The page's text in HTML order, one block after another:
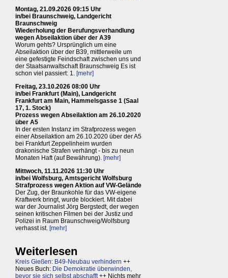
Montag, 21.09.2026 09:15 Uhr
in/bei Braunschweig, Landgericht
Braunschweig
Wiederholung der Berufungsverhandlung
wegen Abseilaktion über der A39
Worum gehts? Ursprünglich um eine
Abseilaktion über der B39, mittlerweile um
eine gefestigte Feindschaft zwischen uns und
der Staatsanwaltschaft Braunschweig Es ist
schon viel passiert: 1. [mehr]
Freitag, 23.10.2026 08:00 Uhr
in/bei Frankfurt (Main), Landgericht
Frankfurt am Main, Hammelsgasse 1 (Saal
17, 1. Stock)
Prozess wegen Abseilaktion am 26.10.2020
über A5
In der ersten Instanz im Strafprozess wegen
einer Abseilaktion am 26.10.2020 über der A5
bei Frankfurt Zeppelinheim wurden
drakonische Strafen verhängt - bis zu neun
Monaten Haft (auf Bewährung). [mehr]
Mittwoch, 11.11.2026 11:30 Uhr
in/bei Wolfsburg, Amtsgericht Wolfsburg
Strafprozess wegen Aktion auf VW-Gelände
Der Zug, der Braunkohle für das VW-eigene
Kraftwerk bringt, wurde blockiert. Mit dabei
war der Journalist Jörg Bergstedt, der wegen
seinen kritischen Filmen bei der Justiz und
Polizei in Raum Braunschweig/Wolfsburg
verhasst ist. [mehr]
Weiterlesen
Kreis Gießen: B49-Neubau verhindern ++
Neues Buch: Die Demokratie überwinden,
bevor sie sich selbst abschafft++ Nichts mehr